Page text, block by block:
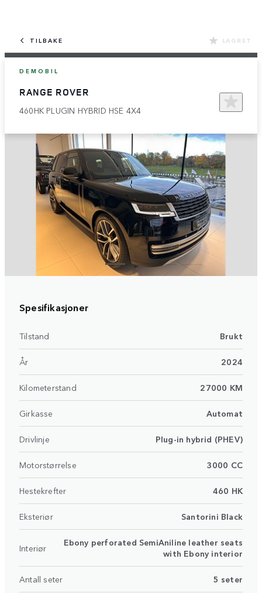
TILBAKE LAGRET
DEMOBIL
RANGE ROVER
460HK PLUGIN HYBRID HSE 4X4
Spesifikasjoner
Tilstand Brukt
År 2024
Kilometerstand 27000 KM
Girkasse Automat
Drivlinje Plug-in hybrid (PHEV)
Motorstørrelse 3000 CC
Hestekrefter 460 HK
Eksteriør Santorini Black
Interiør
Ebony perforated SemiAniline leather seats
with Ebony interior
Antall seter 5 seter